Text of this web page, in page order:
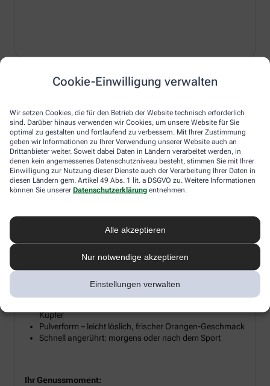
Cookie-Einwilligung verwalten
Wir setzen Cookies, die für den Betrieb der Website technisch erforderlich
sind. Darüber hinaus verwenden wir Cookies, um unsere Website für Sie
optimal zu gestalten und fortlaufend zu verbessern. Mit Ihrer Zustimmung
geben wir Informationen zu Ihrer Verwendung unserer Website auch an
Drittanbieter weiter. Soweit dabei Daten in Ländern verarbeitet werden, in
denen kein angemessenes Datenschutzniveau besteht, stimmen Sie mit Ihrer
Einwilligung zur Nutzung dieser Dienste auch der Verarbeitung Ihrer Daten in
diesen Ländern gem. Artikel 49 Abs. 1 lit. a DSGVO zu. Weitere Informationen
können Sie unserer Datenschutzerklärung entnehmen.
Alle akzeptieren
Nur notwendige akzeptieren
Einstellungen verwalten
MEGAMAX® Trinkgelatine Plus
Kollagen für Gelenke, Bindegewebe & Haut
Warum Sie jetzt auf Kollagen setzen sollten
Mit den Jahren lässt die natürliche Kollagenbildung nach –
das betrifft nicht nur Haut und Bindegewebe, sondern auch
Plusversorgt Sie mit hydrolysiertem Kollagen, ergänzt durch
Biotin, Vitamin C und Kupfer – ideal zur täglichen
Produkt‑Highlights:
Kupfer
Pulverform – leicht löslich, frischer Orangen-Geschmack
Schnell angerührt: morgens oder nach dem Sport
Ihr Genussmoment: